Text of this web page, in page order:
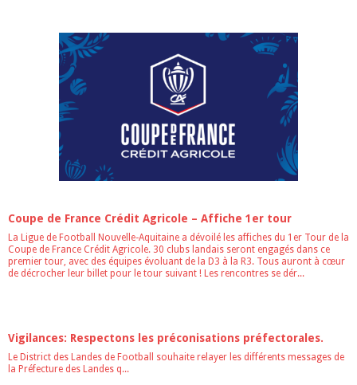
Coupe de France Crédit Agricole – Affiche 1er tour
La Ligue de Football Nouvelle-Aquitaine a dévoilé les affiches du 1er Tour de la
Coupe de France Crédit Agricole. 30 clubs landais seront engagés dans ce
premier tour, avec des équipes évoluant de la D3 à la R3. Tous auront à cœur
de décrocher leur billet pour le tour suivant ! Les rencontres se dér...
Vigilances: Respectons les préconisations préfectorales.
Le District des Landes de Football souhaite relayer les différents messages de
la Préfecture des Landes q...